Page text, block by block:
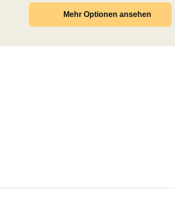
Mehr Optionen ansehen